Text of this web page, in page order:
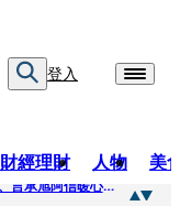
登入
財經理財 人物 美
吳建豪生日願望成真 周渝民苦練吉他獻唱、言承旭阿信暖心祝福